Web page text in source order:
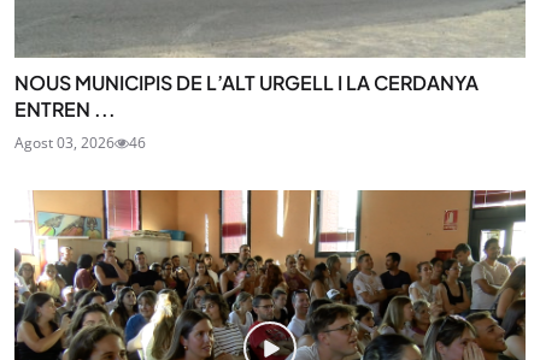
NOUS MUNICIPIS DE L’ALT URGELL I LA CERDANYA
ENTREN ...
Agost 03, 2026 46